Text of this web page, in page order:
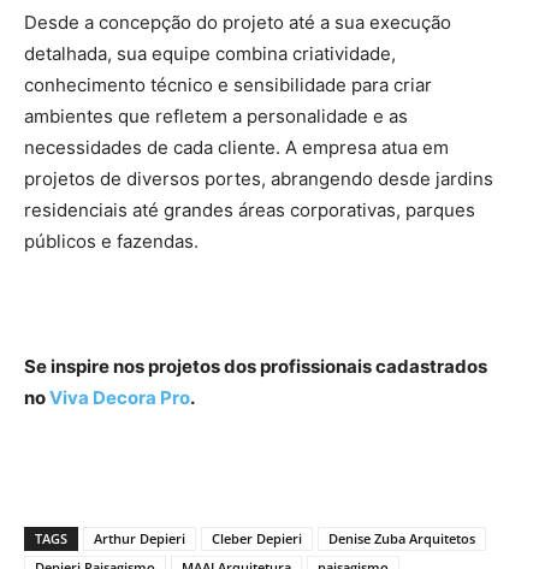
Desde a concepção do projeto até a sua execução
detalhada, sua equipe combina criatividade,
conhecimento técnico e sensibilidade para criar
ambientes que refletem a personalidade e as
necessidades de cada cliente. A empresa atua em
projetos de diversos portes, abrangendo desde jardins
residenciais até grandes áreas corporativas, parques
públicos e fazendas.
Se inspire nos projetos dos profissionais cadastrados
noViva Decora Pro.
TAGS Arthur Depieri Cleber Depieri
Denise Zuba Arquitetos